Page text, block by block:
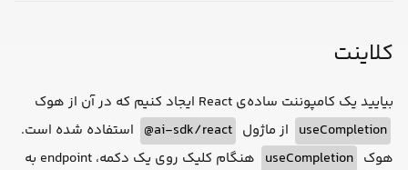
کلاینت
بیایید یک کامپوننت ساده‌ی React ایجاد کنیم که در آن از هوک
useCompletion از ماژول ai-sdk/react@
استفاده شده است.
هوک useCompletion
هنگام کلیک روی یک دکمه، endpoint به